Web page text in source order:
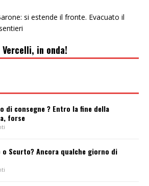
si estende il fronte. Evacuato il
in onda!
di consegne ? Entro la fine della
forse
o Scurto? Ancora qualche giorno di